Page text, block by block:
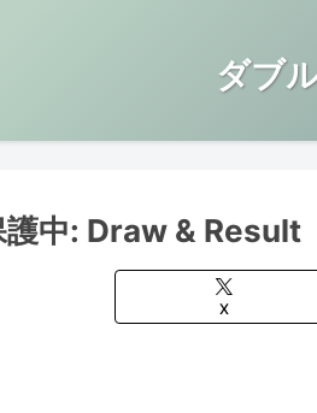
ダブ
護中: Draw & Result
X